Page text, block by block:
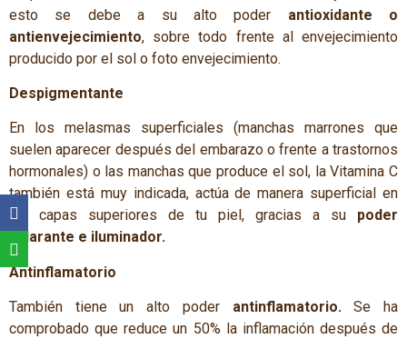
esto se debe a su alto poder antioxidante o
antienvejecimiento, sobre todo frente al envejecimiento
producido por el sol o foto envejecimiento.
Despigmentante
En los melasmas superficiales (manchas marrones que
suelen aparecer después del embarazo o frente a trastornos
hormonales) o las manchas que produce el sol, la Vitamina C
también está muy indicada, actúa de manera superficial en
las capas superiores de tu piel, gracias a su poder
aclarante e iluminador.
Antinflamatorio
También tiene un alto poder antinflamatorio.Se ha
comprobado que reduce un 50% la inflamación después de